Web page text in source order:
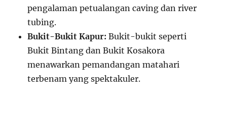
pengalaman petualangan caving dan river
tubing.
Bukit-Bukit Kapur: Bukit-bukit seperti
Bukit Bintang dan Bukit Kosakora
menawarkan pemandangan matahari
terbenam yang spektakuler.